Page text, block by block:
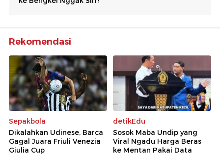
Rekomendasi
Sepakbola
Dikalahkan Udinese, Barca
Gagal Juara Friuli Venezia
Giulia Cup
detikEdu
Sosok Maba Undip yang
Viral Ngadu Harga Beras
ke Mentan Pakai Data